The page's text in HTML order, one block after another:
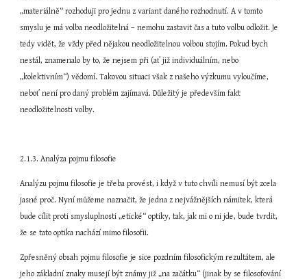
„materiálně“ rozhoduji pro jednu z variant daného rozhodnutí. A v tomto
smyslu je má volba neodložitelná – nemohu zastavit čas a tuto volbu odložit. Je
tedy vidět, že vždy před nějakou neodložitelnou volbou stojím. Pokud bych
nestál, znamenalo by to, že nejsem při (ať již individuálním, nebo
„kolektivním“) vědomí. Takovou situaci však z našeho výzkumu vyloučíme,
neboť není pro daný problém zajímavá. Důležitý je především fakt
neodložitelnosti volby.
2.1.3. Analýza pojmu filosofie
Analýzu pojmu filosofie je třeba provést, i když v tuto chvíli nemusí být zcela
jasné proč. Nyní můžeme naznačit, že jedna z nejvážnějších námitek, která
bude cílit proti smysluplnosti „etické“ optiky, tak, jak mi o ni jde, bude tvrdit,
že se tato optika nachází mimo filosofii.
Zpřesněný obsah pojmu filosofie je sice pozdním filosofickým rezultátem, ale
jeho základní znaky musejí být známy již „na začátku“ (jinak by se filosofování